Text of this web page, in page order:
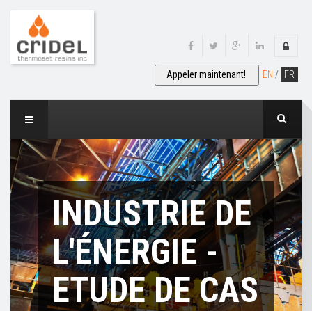
EN / FR
INDUSTRIE DE
L'ÉNERGIE -
ETUDE DE CAS